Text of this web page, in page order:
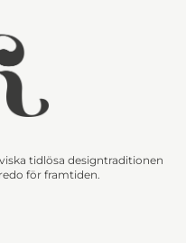
tidlösa designtraditionen
för framtiden.